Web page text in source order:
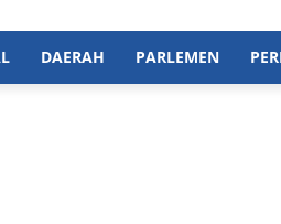
DAERAH PARLEMEN